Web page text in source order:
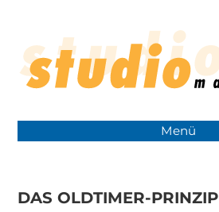
Menü
DAS OLDTIMER-PRINZIP